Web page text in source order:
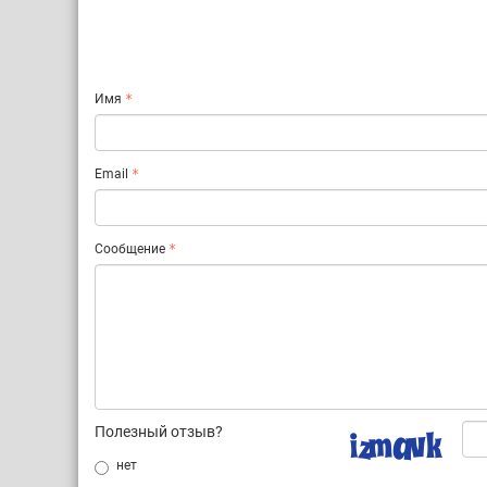
Имя
Email
Сообщение
Полезный отзыв?
нет